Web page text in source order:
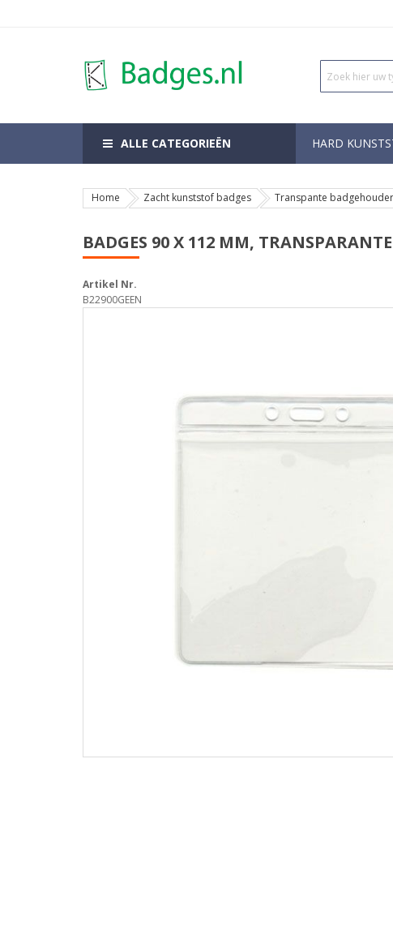
ALLE CATEGORIEËN HARD
Home Zacht kunststof badges Transpante
BADGES 90 X 112 MM,
Artikel Nr.
B22900GEEN